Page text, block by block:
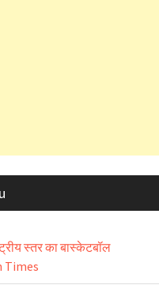
स्तर का बास्केटबॉल
Times